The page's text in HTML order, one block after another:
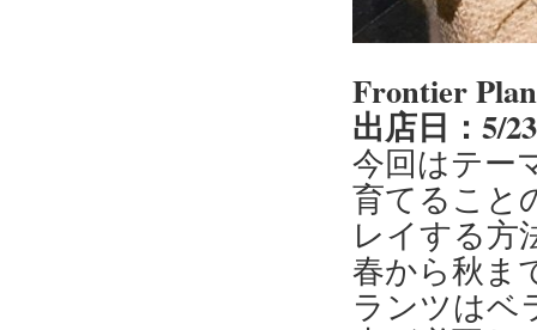
Frontier
出店日：5/
今回はテー
育てること
レイする方
春から秋ま
ランツはベ